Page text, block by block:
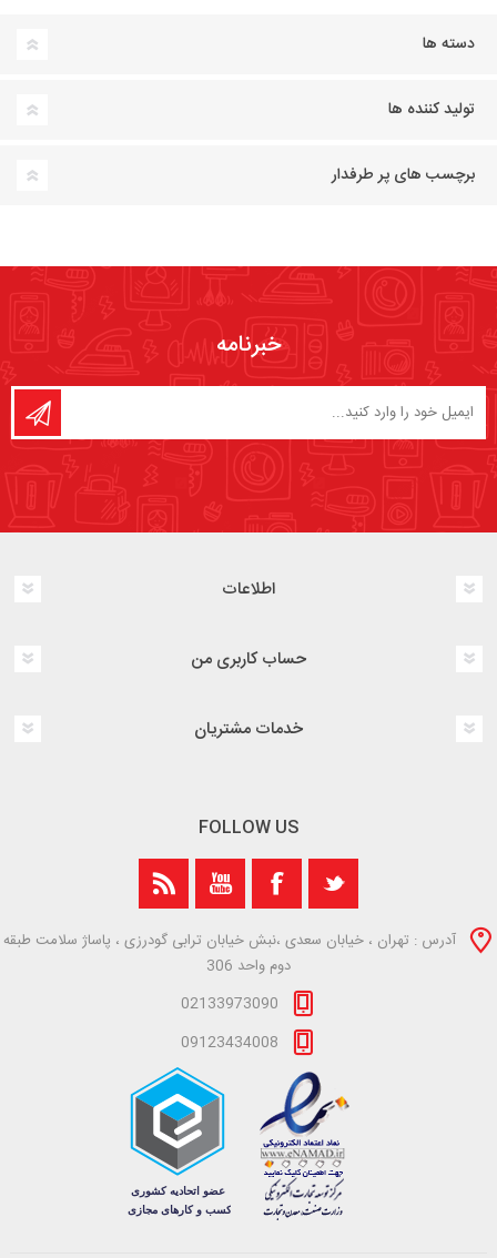
دسته ها
تولید کننده ها
برچسب های پر طرفدار
خبرنامه
اطلاعات
حساب کاربری من
خدمات مشتریان
FOLLOW US
آدرس : تهران ، خیابان سعدی ،نبش خیابان ترابی گودرزی ، پاساژ سلامت طبقه
دوم واحد 306
02133973090
09123434008